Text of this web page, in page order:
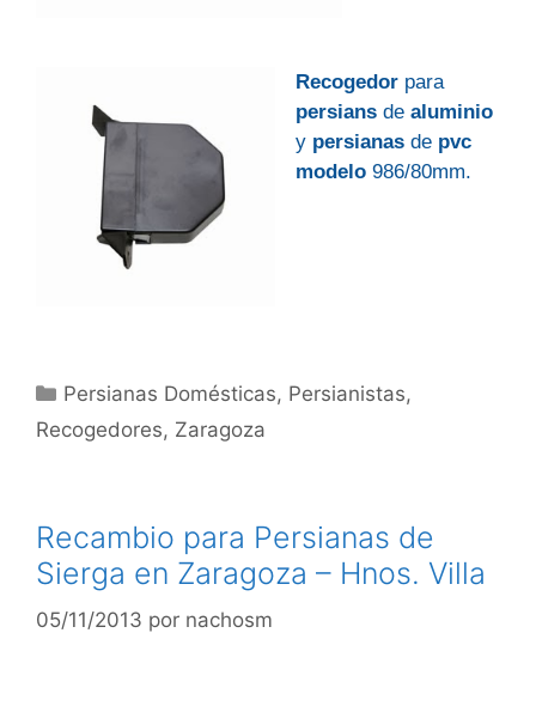
Recogedor para
persians de aluminio
y persianas de pvc
modelo 986/80mm.
Categorías
Persianas Domésticas, Persianistas,
Recogedores, Zaragoza
Recambio para Persianas de
Sierga en Zaragoza – Hnos. Villa
05/11/2013 por nachosm